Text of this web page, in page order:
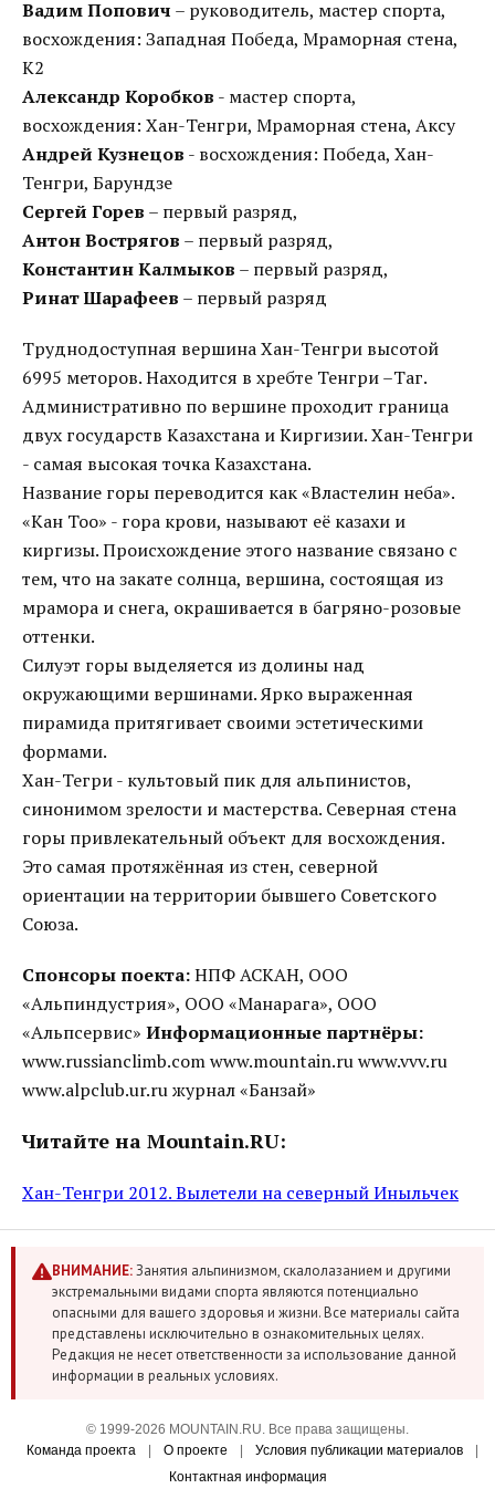
Вадим Попович – руководитель, мастер спорта,
восхождения: Западная Победа, Мраморная стена,
К2
Александр Коробков - мастер спорта,
восхождения: Хан-Тенгри, Мраморная стена, Аксу
Андрей Кузнецов - восхождения: Победа, Хан-
Тенгри, Барундзе
Сергей Горев – первый разряд,
Антон Вострягов – первый разряд,
Константин Калмыков – первый разряд,
Ринат Шарафеев – первый разряд
Труднодоступная вершина Хан-Тенгри высотой
6995 меторов. Находится в хребте Тенгри –Таг.
Административно по вершине проходит граница
двух государств Казахстана и Киргизии. Хан-Тенгри
- самая высокая точка Казахстана.
Название горы переводится как «Властелин неба».
«Кан Тоо» - гора крови, называют её казахи и
киргизы. Происхождение этого название связано с
тем, что на закате солнца, вершина, состоящая из
мрамора и снега, окрашивается в багряно-розовые
оттенки.
Силуэт горы выделяется из долины над
окружающими вершинами. Ярко выраженная
пирамида притягивает своими эстетическими
формами.
Хан-Тегри - культовый пик для альпинистов,
синонимом зрелости и мастерства. Северная стена
горы привлекательный объект для восхождения.
Это самая протяжённая из стен, северной
ориентации на территории бывшего Советского
Союза.
Спонсоры поекта:НПФ АСКАН, ООО
«Альпиндустрия», ООО «Манарага», ООО
«Альпсервис» Информационные партнёры:
www.russianclimb.com www.mountain.ru www.vvv.ru
www.alpclub.ur.ru журнал «Банзай»
Читайте на Mountain.RU:
Хан-Тенгри 2012. Вылетели на северный Иныльчек
ВНИМАНИЕ:Занятия альпинизмом, скалолазанием и другими
экстремальными видами спорта являются потенциально
опасными для вашего здоровья и жизни. Все материалы сайта
представлены исключительно в ознакомительных целях.
Редакция не несет ответственности за использование данной
информации в реальных условиях.
© 1999-2026 MOUNTAIN.RU. Все права защищены.
Команда проекта
О проекте Условия публикации материалов
Контактная информация